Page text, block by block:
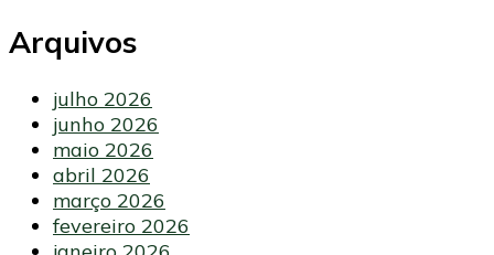
Arquivos
julho 2026
junho 2026
maio 2026
abril 2026
março 2026
fevereiro 2026